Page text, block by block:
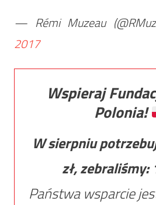
— Rémi Muzeau
2017
Wspieraj
Polonia!
W sierpniu
zł, zebraliśmy:
Państwa wsparcie